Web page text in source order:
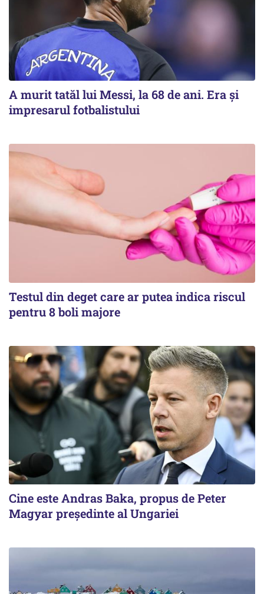
A murit tatăl lui Messi, la 68 de ani. Era și
impresarul fotbalistului
Testul din deget care ar putea indica riscul
pentru 8 boli majore
Cine este Andras Baka, propus de Peter
Magyar președinte al Ungariei